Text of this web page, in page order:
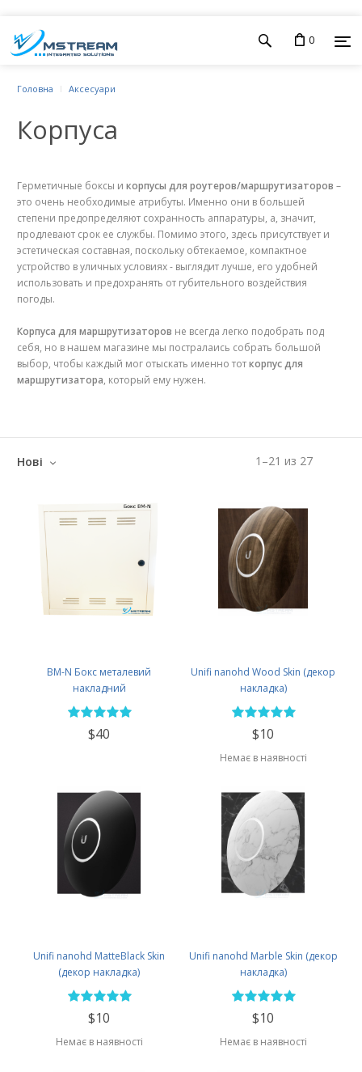
0
Головна Аксесуари
Корпуса
Герметичные боксы и корпусы для роутеров/маршрутизаторов –
это очень необходимые атрибуты. Именно они в большей
степени предопределяют сохранность аппаратуры, а, значит,
продлевают срок ее службы. Помимо этого, здесь присутствует и
эстетическая составная, поскольку обтекаемое, компактное
устройство в уличных условиях - выглядит лучше, его удобней
использовать и предохранять от губительного воздействия
погоды.
Корпуса для маршрутизаторов не всегда легко подобрать под
себя, но в нашем магазине мы постралаись собрать большой
выбор, чтобы каждый мог отыскать именно тоткорпус для
маршрутизатора, который ему нужен.
1 –21 из 27
Нові
BM-N Бокс металевий
накладний
$40
Unifi nanohd Wood Skin (декор
накладка)
$10
Немає в наявності
Unifi nanohd MatteBlack Skin
(декор накладка)
$10
Немає в наявності
Unifi nanohd Marble Skin (декор
накладка)
$10
Немає в наявності